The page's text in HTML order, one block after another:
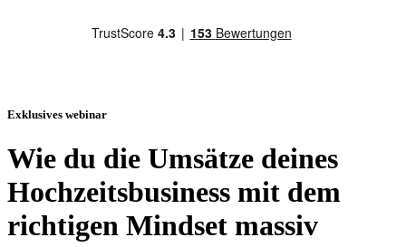
Exklusives webinar
Wie du die Umsätze deines
Hochzeitsbusiness mit dem
richtigen Mindset massiv